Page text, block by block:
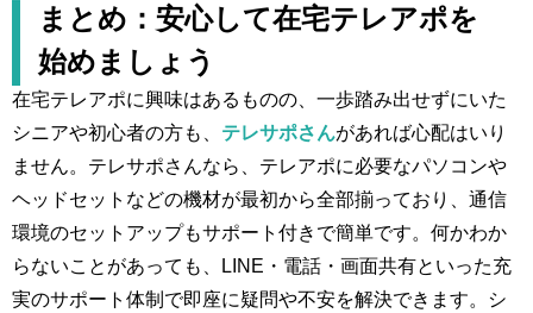
まとめ：安心して在宅テレアポを
始めましょう
在宅テレアポに興味はあるものの、一歩踏み出せずにいた
シニアや初心者の方も、 テレサポさんがあれば心配はいり
ません。テレサポさんなら、テレアポに必要なパソコンや
ヘッドセットなどの機材が最初から全部揃っており、通信
環境のセットアップもサポート付きで簡単です。何かわか
らないことがあっても、LINE・電話・画面共有といった充
実のサポート体制で即座に疑問や不安を解決できます。シ